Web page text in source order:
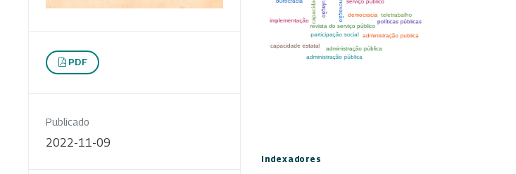
PDF
Publicado
2022-11-09
Indexadores